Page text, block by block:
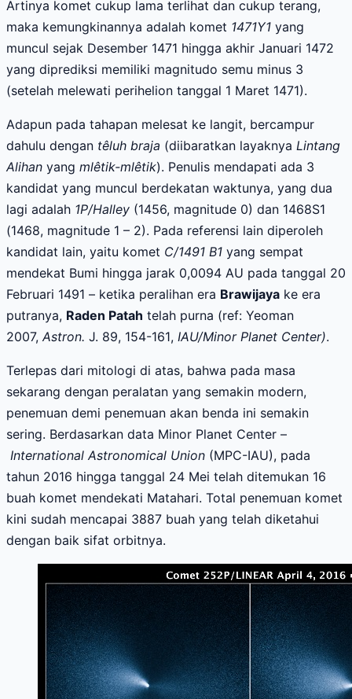
Artinya komet cukup lama terlihat dan cukup terang,
maka kemungkinannya adalah komet 1471Y1 yang
muncul sejak Desember 1471 hingga akhir Januari 1472
yang diprediksi memiliki magnitudo semu minus 3
(setelah melewati perihelion tanggal 1 Maret 1471).
Adapun pada tahapan melesat ke langit, bercampur
dahulu dengan têluh braja (diibaratkan layaknya Lintang
Alihan yang mlêtik-mlêtik). Penulis mendapati ada 3
kandidat yang muncul berdekatan waktunya, yang dua
lagi adalah 1P/Halley (1456, magnitude 0) dan 1468S1
(1468, magnitude 1 – 2). Pada referensi lain diperoleh
kandidat lain, yaitu komet C/1491 B1 yang sempat
mendekat Bumi hingga jarak 0,0094 AU pada tanggal 20
Februari 1491 – ketika peralihan era Brawijaya ke era
putranya, Raden Patah telah purna (ref: Yeoman
2007,Astron. J. 89, 154-161, IAU/Minor Planet Center).
Terlepas dari mitologi di atas, bahwa pada masa
sekarang dengan peralatan yang semakin modern,
penemuan demi penemuan akan benda ini semakin
sering. Berdasarkan data Minor Planet Center –
International Astronomical Union (MPC-IAU), pada
tahun 2016 hingga tanggal 24 Mei telah ditemukan 16
buah komet mendekati Matahari. Total penemuan komet
kini sudah mencapai 3887 buah yang telah diketahui
dengan baik sifat orbitnya.